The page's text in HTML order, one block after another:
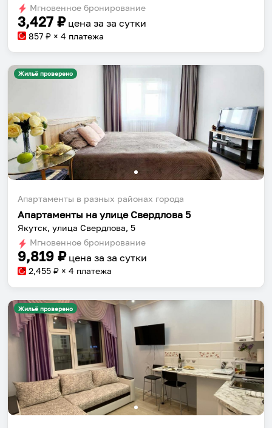
changing
dates.
changing
dates.
Мгновенное бронирование
3,427 ₽ цена за за сутки
857 ₽ × 4 платежа
Жильё проверено
Апартаменты в разных районах города
Апартаменты на улице Свердлова 5
Якутск, улица Свердлова, 5
Мгновенное бронирование
9,819 ₽ цена за за сутки
2,455 ₽ × 4 платежа
Жильё проверено